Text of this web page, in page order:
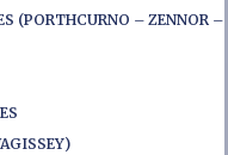
(PORTHCURNO – ZENNOR –